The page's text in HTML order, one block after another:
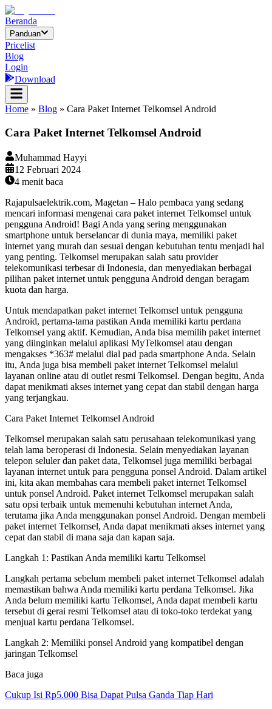
Beranda
Panduan
Pricelist
Blog
Login
Download
Home » Blog » Cara Paket Internet Telkomsel Android
Cara Paket Internet Telkomsel Android
Muhammad Hayyi
12 Februari 2024
4 menit baca
Rajapulsaelektrik.com, Magetan – Halo pembaca yang sedang
mencari informasi mengenai cara paket internet Telkomsel untuk
pengguna Android! Bagi Anda yang sering menggunakan
smartphone untuk berselancar di dunia maya, memiliki paket
internet yang murah dan sesuai dengan kebutuhan tentu menjadi hal
yang penting. Telkomsel merupakan salah satu provider
telekomunikasi terbesar di Indonesia, dan menyediakan berbagai
pilihan paket internet untuk pengguna Android dengan beragam
kuota dan harga.
Untuk mendapatkan paket internet Telkomsel untuk pengguna
Android, pertama-tama pastikan Anda memiliki kartu perdana
Telkomsel yang aktif. Kemudian, Anda bisa memilih paket internet
yang diinginkan melalui aplikasi MyTelkomsel atau dengan
mengakses *363# melalui dial pad pada smartphone Anda. Selain
itu, Anda juga bisa membeli paket internet Telkomsel melalui
layanan online atau di outlet resmi Telkomsel. Dengan begitu, Anda
dapat menikmati akses internet yang cepat dan stabil dengan harga
yang terjangkau.
Cara Paket Internet Telkomsel Android
Telkomsel merupakan salah satu perusahaan telekomunikasi yang
telah lama beroperasi di Indonesia. Selain menyediakan layanan
telepon seluler dan paket data, Telkomsel juga memiliki berbagai
layanan internet untuk para pengguna ponsel Android. Dalam artikel
ini, kita akan membahas cara membeli paket internet Telkomsel
untuk ponsel Android. Paket internet Telkomsel merupakan salah
satu opsi terbaik untuk memenuhi kebutuhan internet Anda,
terutama jika Anda menggunakan ponsel Android. Dengan membeli
paket internet Telkomsel, Anda dapat menikmati akses internet yang
cepat dan stabil di mana saja dan kapan saja.
Langkah 1: Pastikan Anda memiliki kartu Telkomsel
Langkah pertama sebelum membeli paket internet Telkomsel adalah
memastikan bahwa Anda memiliki kartu perdana Telkomsel. Jika
Anda belum memiliki kartu Telkomsel, Anda dapat membeli kartu
tersebut di gerai resmi Telkomsel atau di toko-toko terdekat yang
menjual kartu perdana Telkomsel.
Langkah 2: Memiliki ponsel Android yang kompatibel dengan
jaringan Telkomsel
Baca juga
Cukup Isi Rp5.000 Bisa Dapat Pulsa Ganda Tiap Hari